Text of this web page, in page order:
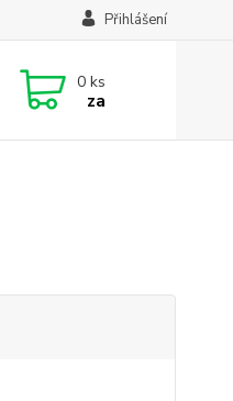
Přihlášení
0 ks
za